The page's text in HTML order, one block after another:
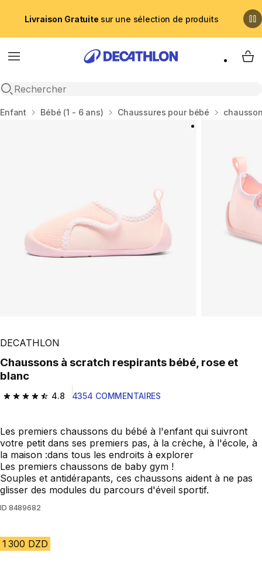
Livraison Gratuite sur une sélection de produits
Menu
Recherche ouverte
My
Accueil
Enfant Bébé (1 - 6 ans) Chaussures pour bébé
DECATHLON
Chaussons à scratch respirants bébé, rose et
blanc
4.8
4.8 out of 5 stars from 4354 reviews
4354 COMMENTAIRES
Les premiers chaussons du bébé à l'enfant qui suivront
votre petit dans ses premiers pas, à la crèche, à l'école, à
la maison :dans tous les endroits à explorer
Les premiers chaussons de baby gym !
Souples et antidérapants, ces chaussons aident à ne pas
glisser des modules du parcours d'éveil sportif.
ID 8489682
1 300 DZD